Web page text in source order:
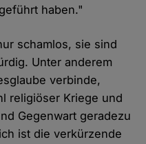
haben."
schamlos, sie sind
Unter anderem
verbinde,
religiöser Kriege und
Gegenwart geradezu
ist die verkürzende